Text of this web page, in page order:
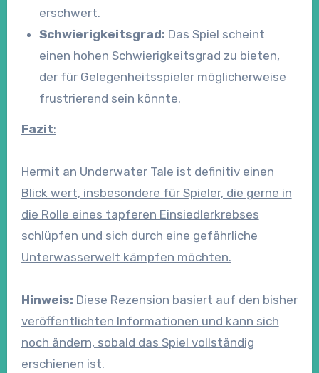
erschwert.
Schwierigkeitsgrad: Das Spiel scheint
einen hohen Schwierigkeitsgrad zu bieten,
der für Gelegenheitsspieler möglicherweise
frustrierend sein könnte.
Fazit:
Hermit an Underwater Tale ist definitiv einen
Blick wert, insbesondere für Spieler, die gerne in
die Rolle eines tapferen Einsiedlerkrebses
schlüpfen und sich durch eine gefährliche
Unterwasserwelt kämpfen möchten.
Hinweis: Diese Rezension basiert auf den bisher
veröffentlichten Informationen und kann sich
noch ändern, sobald das Spiel vollständig
erschienen ist.